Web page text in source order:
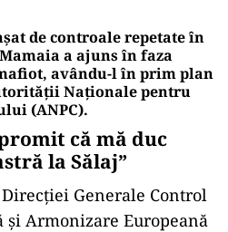
de controale repetate în
a ajuns în faza
avându-l în prim plan
Naționale pentru
(ANPC).
că mă duc
la Sălaj”
Generale Control
și Armonizare Europeană